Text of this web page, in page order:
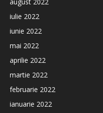
iulie 2022
iunie 2022
mai 2022
aprilie 2022
martie 2022
februarie 2022
ianuarie 2022